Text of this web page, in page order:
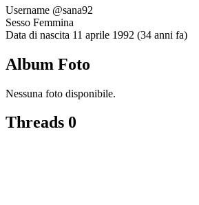
Username @sana92
Sesso Femmina
Data di nascita 11 aprile 1992 (34 anni fa)
Album Foto
Nessuna foto disponibile.
Threads 0